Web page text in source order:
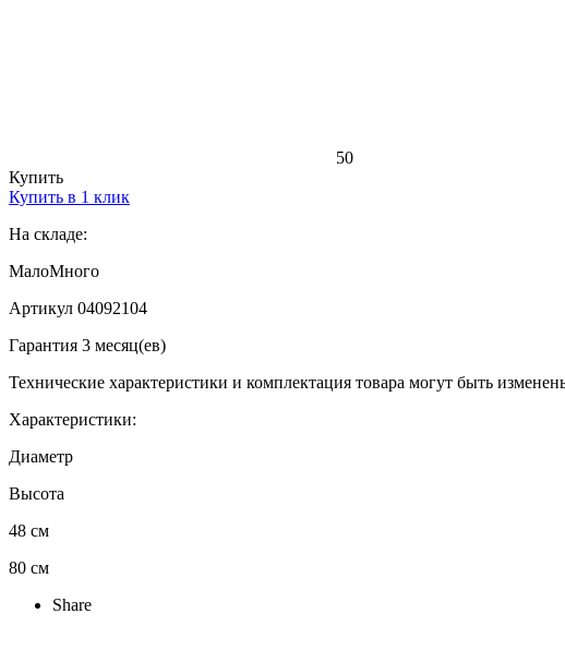
50
Купить
Купить в 1 клик
На складе:
МалоМного
Артикул 04092104
Гарантия 3 месяц(ев)
Технические характеристики и комплектация товара могут быть
Характеристики:
Диаметр
Высота
48 см
80 см
Share